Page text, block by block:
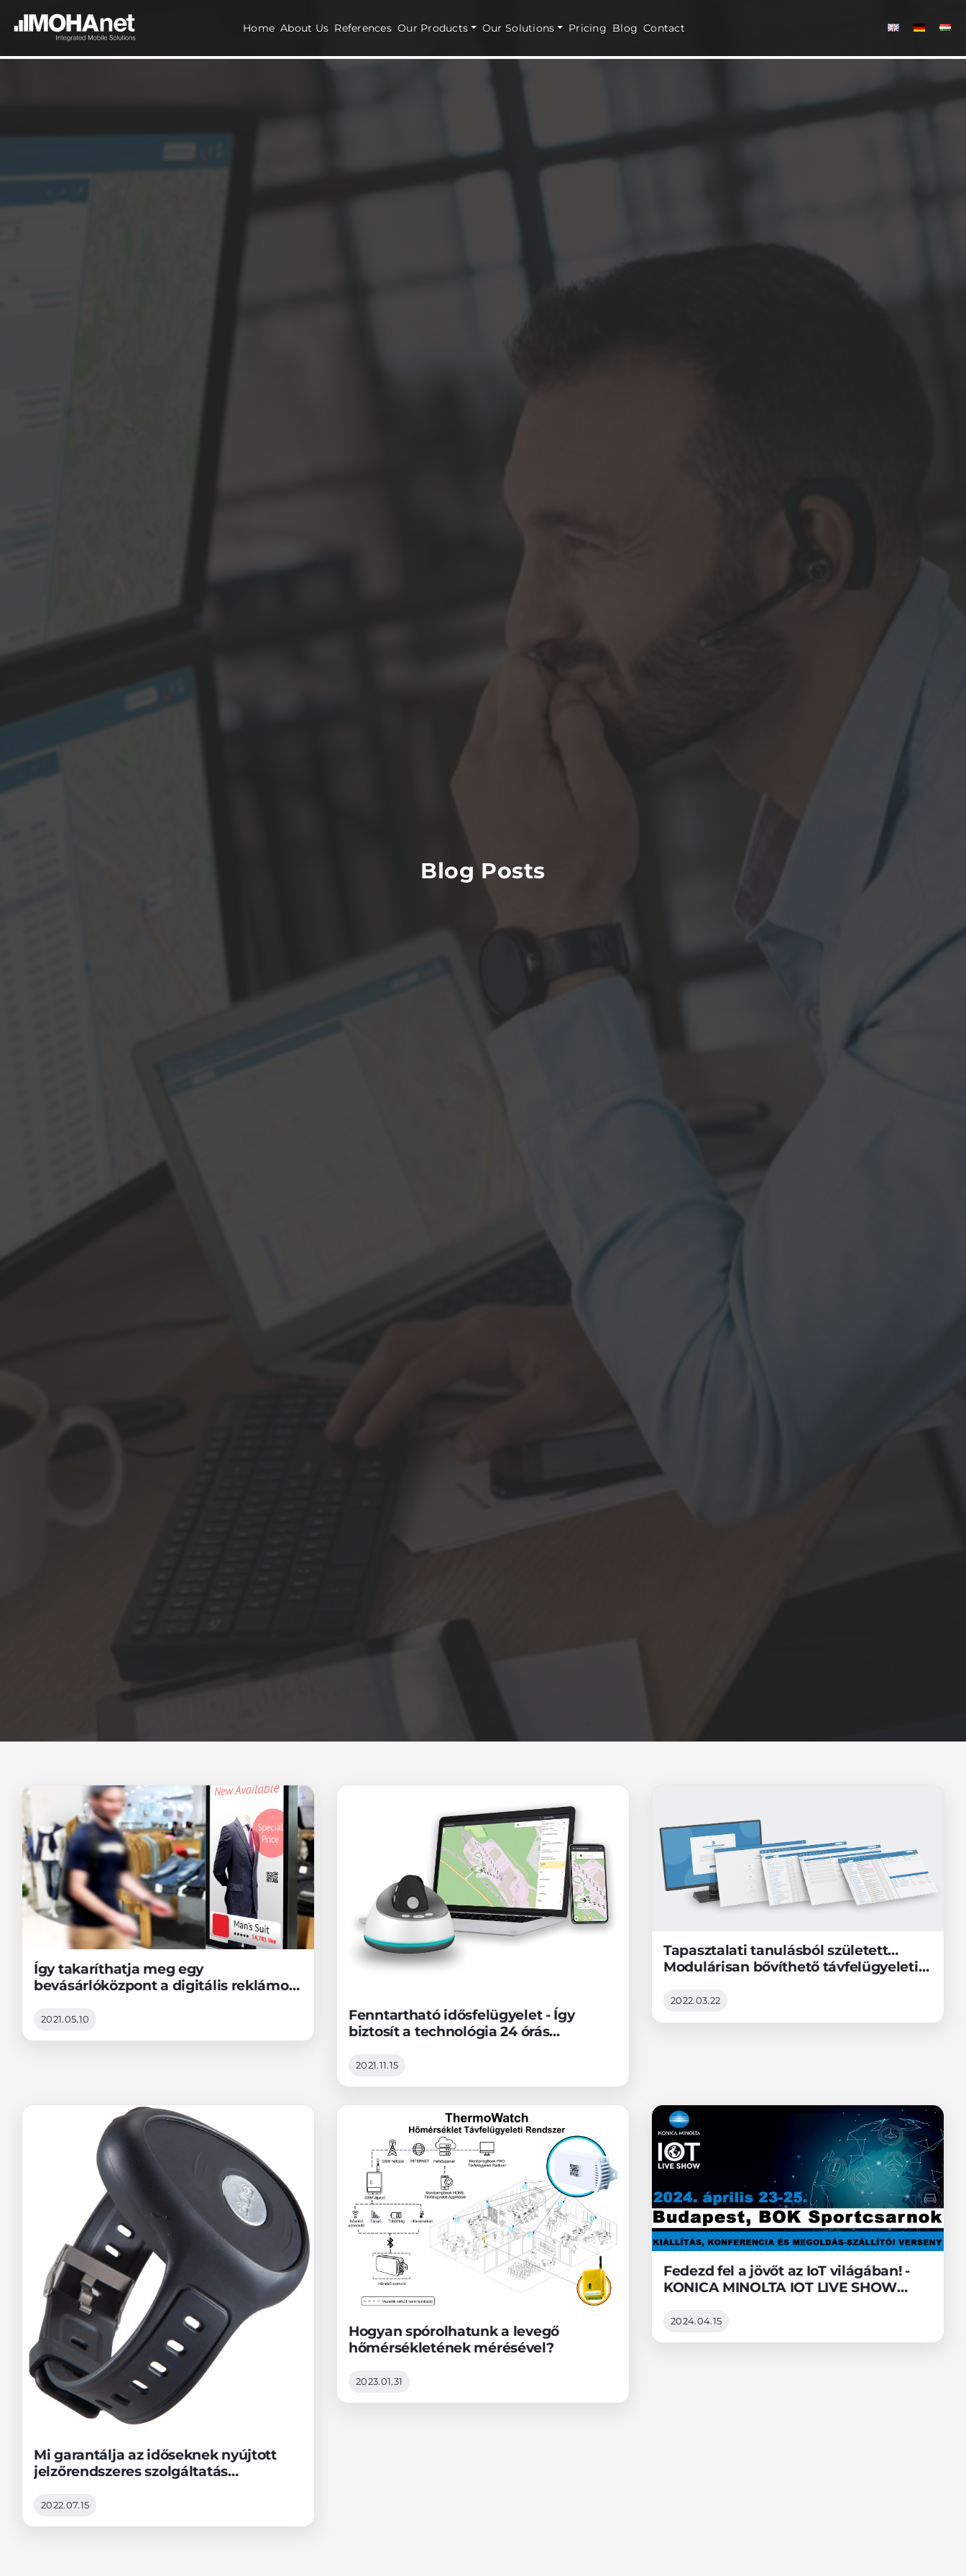
Home About Us References Our Products Our Solutions Pricing Blog Contact
Blog Posts
Így takaríthatja meg egy
bevásárlóközpont a digitális reklámok
felejtheti el 5 évre a problémát)
2021.05.10
Fenntartható idősfelügyelet - Így
biztosít a technológia 24 órás
2021.11.15
Tapasztalati tanulásból született…
Modulárisan bővíthető távfelügyeleti
2022.03.22
Mi garantálja az időseknek nyújtott
jelzőrendszeres szolgáltatás
2022.07.15
Hogyan spórolhatunk a levegő
hőmérsékletének mérésével?
2023.01.31
Fedezd fel a jövőt az IoT világában! -
KONICA MINOLTA IOT LIVE SHOW
2024.04.15